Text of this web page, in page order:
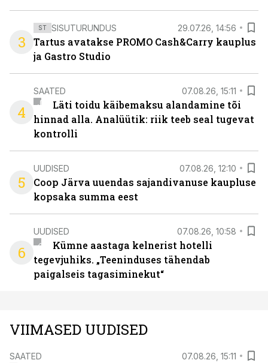
3
ST SISUTURUNDUS 29.07.26, 14:56
Tartus avatakse PROMO Cash&Carry kauplus
ja Gastro Studio
4
SAATED 07.08.26, 15:11
Läti toidu käibemaksu alandamine tõi
hinnad alla. Analüütik: riik teeb seal tugevat
kontrolli
5
UUDISED 07.08.26, 12:10
Coop Järva uuendas sajandivanuse kaupluse
kopsaka summa eest
6
UUDISED 07.08.26, 10:58
Kümne aastaga kelnerist hotelli
tegevjuhiks. „Teeninduses tähendab
paigalseis tagasiminekut“
VIIMASED UUDISED
SAATED 07.08.26, 15:11